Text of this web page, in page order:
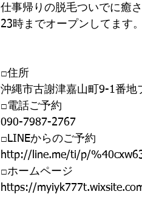
仕事帰りの脱毛ついでに癒
23時までオープンしてます。
□住所
沖縄市古謝津嘉山町9-1番地
□電話ご予約
090-7987-2767
□LINEからのご予約
http://line.me/ti/p/
□ホームページ
https://